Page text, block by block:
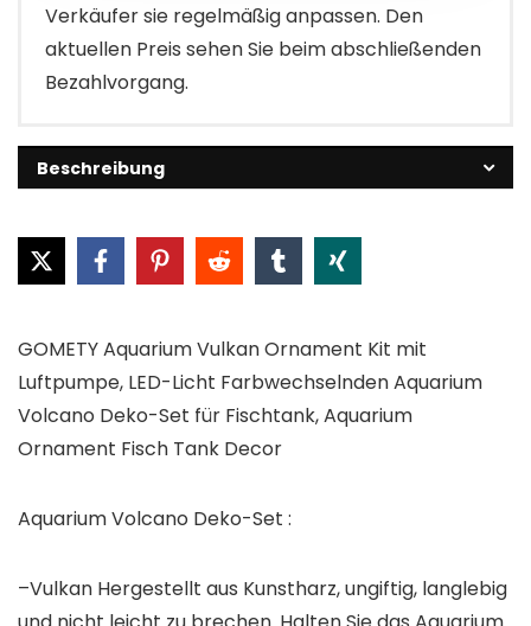
Verkäufer sie regelmäßig anpassen. Den
aktuellen Preis sehen Sie beim abschließenden
Bezahlvorgang.
Beschreibung
GOMETY Aquarium Vulkan Ornament Kit mit
Luftpumpe, LED-Licht Farbwechselnden Aquarium
Volcano Deko-Set für Fischtank, Aquarium
Ornament Fisch Tank Decor
Aquarium Volcano Deko-Set :
–Vulkan Hergestellt aus Kunstharz, ungiftig, langlebig